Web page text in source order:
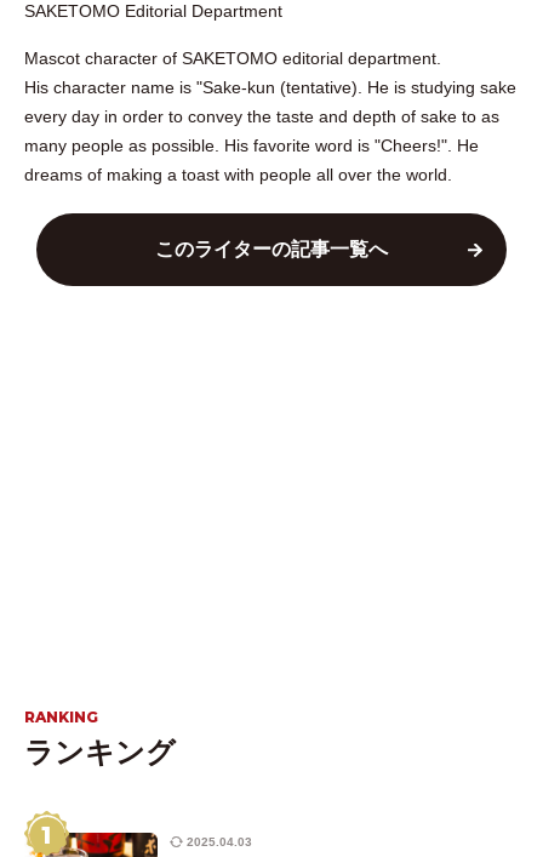
SAKETOMO Editorial Department
Mascot character of SAKETOMO editorial department.
His character name is "Sake-kun (tentative). He is studying sake
every day in order to convey the taste and depth of sake to as
many people as possible. His favorite word is "Cheers!". He
dreams of making a toast with people all over the world.
このライターの記事一覧へ
RANKING
ランキング
2025.04.03
1